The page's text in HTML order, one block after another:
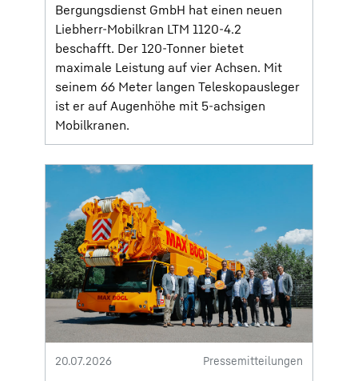
Bergungsdienst GmbH hat einen neuen
Liebherr-Mobilkran LTM 1120-4.2
beschafft. Der 120-Tonner bietet
maximale Leistung auf vier Achsen. Mit
seinem 66 Meter langen Teleskopausleger
ist er auf Augenhöhe mit 5-achsigen
Mobilkranen.
20.07.2026 Pressemitteilungen